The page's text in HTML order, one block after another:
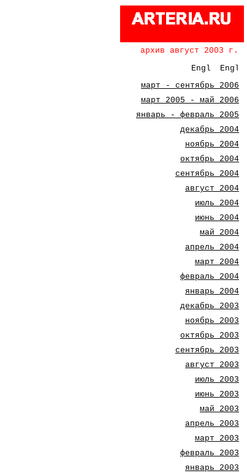
архив август 2003 г.
март - сентябрь 2006
март 2005 - май 2006
январь - февраль 2005
декабрь 2004
ноябрь 2004
октябрь 2004
сентябрь 2004
август 2004
июль 2004
июнь 2004
май 2004
апрель 2004
март 2004
февраль 2004
январь 2004
декабрь 2003
ноябрь 2003
октябрь 2003
сентябрь 2003
август 2003
июль 2003
июнь 2003
май 2003
апрель 2003
март 2003
февраль 2003
январь 2003